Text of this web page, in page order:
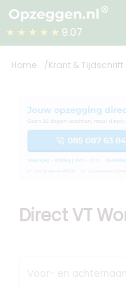
★★★★★ 9.07
Home Krant & Tijdschrift
Direct VT
Voor- en